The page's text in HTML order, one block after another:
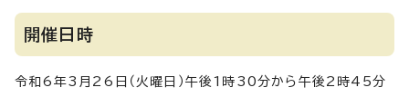
開催日時
令和6年3月26日（火曜日）午後1時30分から午後2時45分